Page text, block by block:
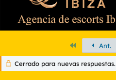
PrimeroAnt.
Cerrado para nuevas respuestas.